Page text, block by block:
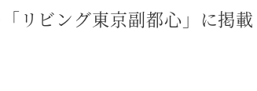
リビング東京副都心」に掲載